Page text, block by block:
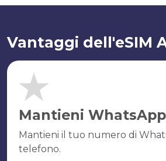
Vantaggi dell'eSIM
Mantieni WhatsApp
Mantieni il tuo numero di
telefono.